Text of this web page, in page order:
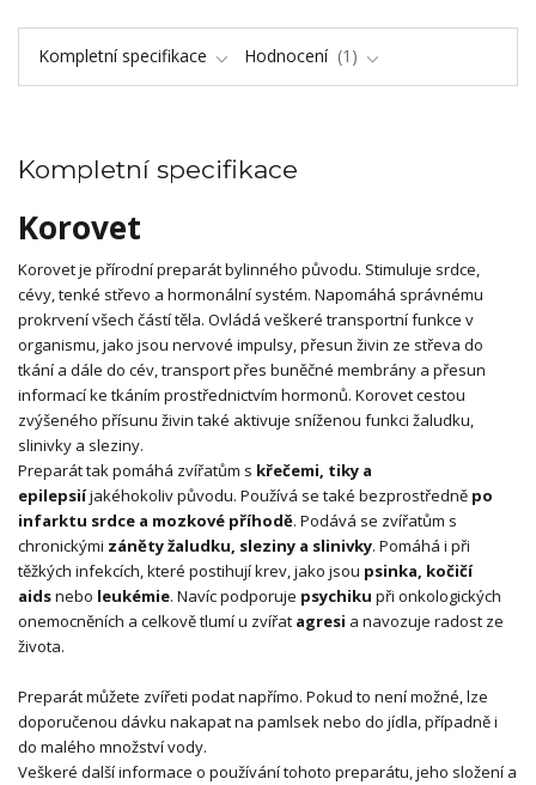
Kompletní specifikace Hodnocení 1
Kompletní specifikace
Korovet
Korovet je přírodní preparát bylinného původu. Stimuluje srdce,
cévy, tenké střevo a hormonální systém. Napomáhá správnému
prokrvení všech částí těla. Ovládá veškeré transportní funkce v
organismu, jako jsou nervové impulsy, přesun živin ze střeva do
tkání a dále do cév, transport přes buněčné membrány a přesun
informací ke tkáním prostřednictvím hormonů. Korovet cestou
zvýšeného přísunu živin také aktivuje sníženou funkci žaludku,
slinivky a sleziny.
Preparát tak pomáhá zvířatům s křečemi, tiky a
epilepsiíjakéhokoliv původu. Používá se také bezprostředně po
infarktu srdce a mozkové příhodě. Podává se zvířatům s
chronickými záněty žaludku, sleziny a slinivky. Pomáhá i při
těžkých infekcích, které postihují krev, jako jsou psinka, kočičí
aidsnebo leukémie. Navíc podporuje psychiku při onkologických
onemocněních a celkově tlumí u zvířat agresi a navozuje radost ze
života.
Preparát můžete zvířeti podat napřímo. Pokud to není možné, lze
doporučenou dávku nakapat na pamlsek nebo do jídla, případně i
do malého množství vody.
Veškeré další informace o používání tohoto preparátu, jeho složení a